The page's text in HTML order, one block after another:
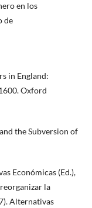
en los
de
in England:
Oxford
the Subversion of
Económicas (Ed.),
la
Alternativas